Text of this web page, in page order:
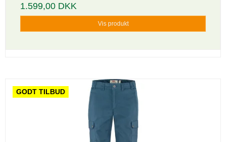
1.599,00 DKK
Vis produkt
GODT TILBUD